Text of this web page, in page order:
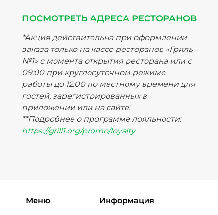
ПОСМОТРЕТЬ АДРЕСА РЕСТОРАНОВ
*Акция действительна при оформлении
заказа только на кассе ресторанов «Гриль
№1» с момента открытия ресторана или с
09:00 при круглосуточном режиме
работы до 12:00 по местному времени для
гостей, зарегистрированных в
приложении или на сайте.
**Подробнее о программе лояльности:
https://grill1.org/promo/loyalty
Меню Информация